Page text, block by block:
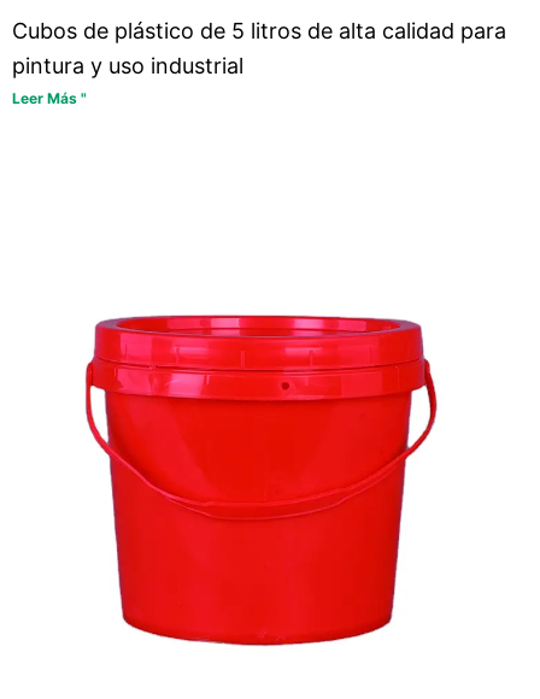
Cubos de plástico de 5 litros de alta calidad para
pintura y uso industrial
Leer Más "